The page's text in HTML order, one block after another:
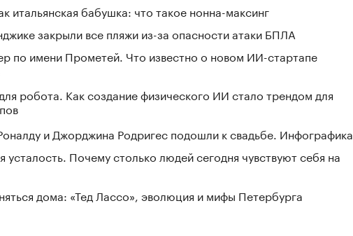
итальянская бабушка: что такое нонна-максинг
закрыли все пляжи из-за опасности атаки БПЛА
по имени Прометей. Что известно о новом ИИ-стартапе
робота. Как создание физического ИИ стало трендом для
и Джорджина Родригес подошли к свадьбе. Инфографика
усталость. Почему столько людей сегодня чувствуют себя на
дома: «Тед Лассо», эволюция и мифы Петербурга